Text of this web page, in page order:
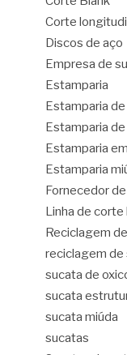
Corte
Discos de aço
Empresa de
Estamparia
Estamparia de
Estamparia
Estamparia
Estamparia
Fornecedor
Linha de
Reciclagem
reciclagem de
sucata de
sucata
sucata miúda
sucatas